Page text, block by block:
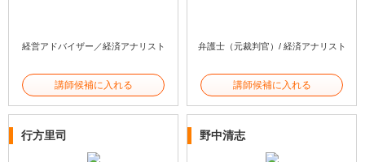
経営アドバイザー／経済アナリスト
講師候補に入れる
弁護士（元裁判官）/ 経済アナリスト
講師候補に入れる
行方里司 野中清志